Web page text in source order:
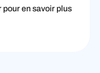
en savoir plus